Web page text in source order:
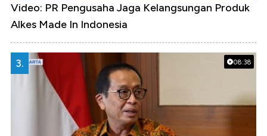
Video: PR Pengusaha Jaga Kelangsungan Produk
Alkes Made In Indonesia
08:38
3.